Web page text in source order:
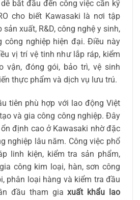
bắt đầu đến công việc cần kỹ
cho biết Kawasaki là nơi tập
xuất, R&D, công nghệ y sinh,
công nghiệp hiện đại. Điều này
vị trí vệ tinh như lắp ráp, kiểm
vận, đóng gói, bảo trì, vệ sinh
thực phẩm và dịch vụ lưu trú.
tiên phù hợp với lao động Việt
và gia công công nghiệp. Đây
định cao ở Kawasaki nhờ đặc
nghiệp lâu năm. Công việc phổ
linh kiện, kiểm tra sản phẩm,
công kim loại, hàn, sơn công
phân loại hàng và kiểm tra đầu
đầu tham giaxuất khẩu lao